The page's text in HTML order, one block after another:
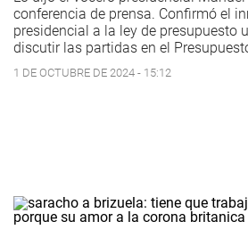
conferencia de prensa. Confirmó el
presidencial a la ley de presupuesto
discutir las partidas en el
1 DE OCTUBRE DE 2024 - 15:12